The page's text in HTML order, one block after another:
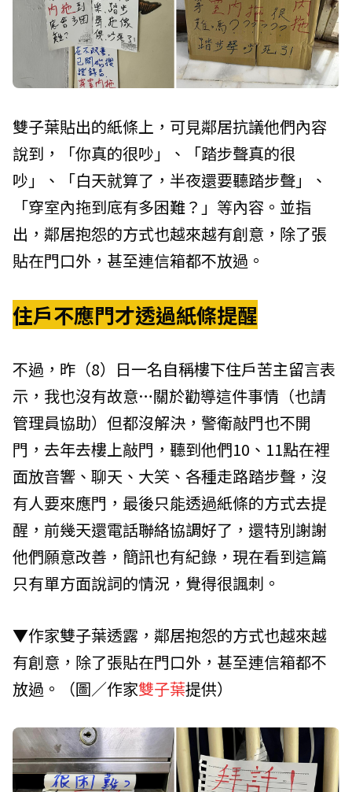
雙子葉貼出的紙條上，可見鄰居抗議他們內容
說到，「你真的很吵」、「踏步聲真的很
吵」、「白天就算了，半夜還要聽踏步聲」、
「穿室內拖到底有多困難？」等內容。並指
出，鄰居抱怨的方式也越來越有創意，除了張
貼在門口外，甚至連信箱都不放過。
住戶不應門才透過紙條提醒
不過，昨（8）日一名自稱樓下住戶苦主留言表
示，我也沒有故意…關於勸導這件事情（也請
管理員協助）但都沒解決，警衛敲門也不開
門，去年去樓上敲門，聽到他們10、11點在裡
面放音響、聊天、大笑、各種走路踏步聲，沒
有人要來應門，最後只能透過紙條的方式去提
醒，前幾天還電話聯絡協調好了，還特別謝謝
他們願意改善，簡訊也有紀錄，現在看到這篇
只有單方面說詞的情況，覺得很諷刺。
▼作家雙子葉透露，鄰居抱怨的方式也越來越
有創意，除了張貼在門口外，甚至連信箱都不
放過。（圖／作家雙子葉提供）